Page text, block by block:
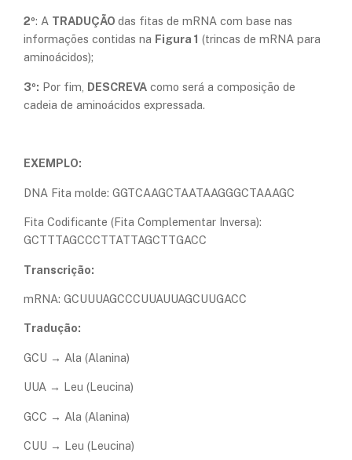
2º: A TRADUÇÃO das fitas de mRNA com base nas
informações contidas na Figura 1 (trincas de mRNA para
aminoácidos);
3º: Por fim, DESCREVA como será a composição de
cadeia de aminoácidos expressada.
EXEMPLO:
DNA Fita molde: GGTCAAGCTAATAAGGGCTAAAGC
Fita Codificante (Fita Complementar Inversa):
GCTTTAGCCCTTATTAGCTTGACC
Transcrição:
mRNA: GCUUUAGCCCUUAUUAGCUUGACC
Tradução:
GCU → Ala (Alanina)
UUA → Leu (Leucina)
GCC → Ala (Alanina)
CUU → Leu (Leucina)